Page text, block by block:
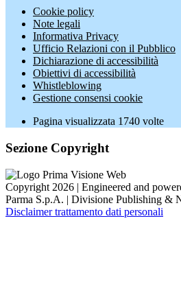
Cookie policy
Note legali
Informativa Privacy
Ufficio Relazioni con il Pubblico
Dichiarazione di accessibilità
Obiettivi di accessibilità
Whistleblowing
Gestione consensi cookie
Pagina visualizzata 1740 volte
Sezione Copyright
Copyright 2026 | Engineered and
Parma S.p.A. | Divisione Publishing &
Disclaimer trattamento dati personali